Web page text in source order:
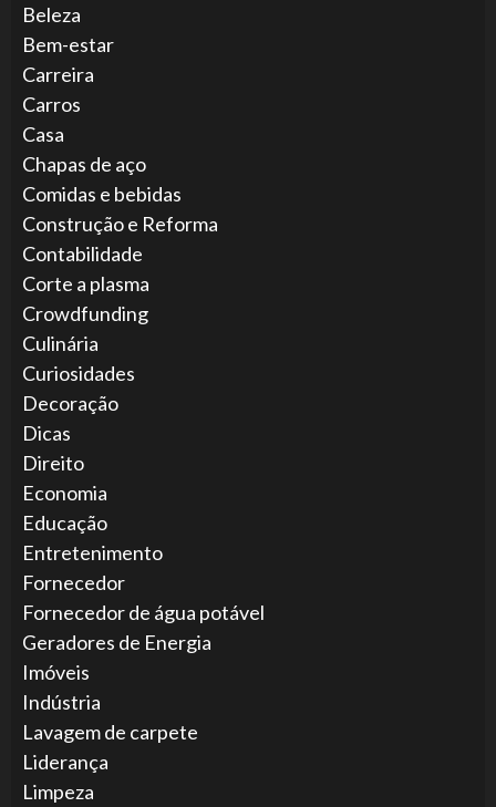
Beleza
Bem-estar
Carreira
Carros
Casa
Chapas de aço
Comidas e bebidas
Construção e Reforma
Contabilidade
Corte a plasma
Crowdfunding
Culinária
Curiosidades
Decoração
Dicas
Direito
Economia
Educação
Entretenimento
Fornecedor
Fornecedor de água potável
Geradores de Energia
Imóveis
Indústria
Lavagem de carpete
Liderança
Limpeza